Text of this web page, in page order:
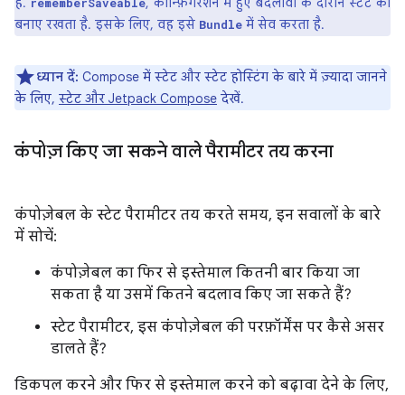
बनाए रखता है. इसके लिए, वह इसे Bundle में सेव करता है.
ध्यान दें: Compose में स्टेट और स्टेट होस्टिंग के बारे में ज़्यादा जानने
के लिए, स्टेट और Jetpack Compose देखें.
कंपोज़ किए जा सकने वाले पैरामीटर तय करना
कंपोज़ेबल के स्टेट पैरामीटर तय करते समय, इन सवालों के बारे
में सोचें:
कंपोज़ेबल का फिर से इस्तेमाल कितनी बार किया जा
सकता है या उसमें कितने बदलाव किए जा सकते हैं?
स्टेट पैरामीटर, इस कंपोज़ेबल की परफ़ॉर्मेंस पर कैसे असर
डालते हैं?
डिकपल करने और फिर से इस्तेमाल करने को बढ़ावा देने के लिए,